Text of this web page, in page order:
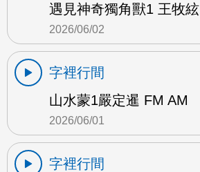
遇見神奇獨角獸1 王牧
2026/06/02
字裡行間
山水蒙1嚴定暹 FM AM
2026/06/01
字裡行間